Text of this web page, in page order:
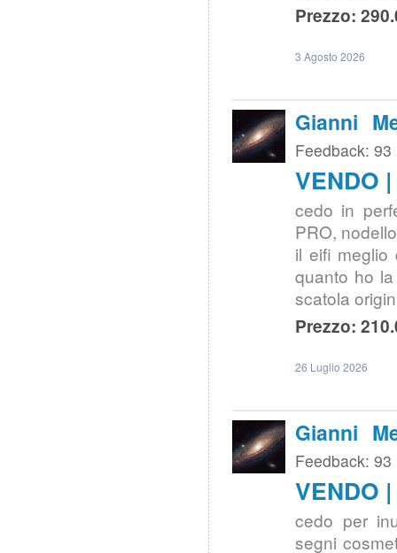
Prezzo:
3 Agosto 2026
Gianni
Feedback: 93
VENDO
cedo in
PRO,
il eifi meglio
quanto ho
scatola
Prezzo:
26 Luglio 2026
Gianni
Feedback: 93
VENDO
cedo per
segni